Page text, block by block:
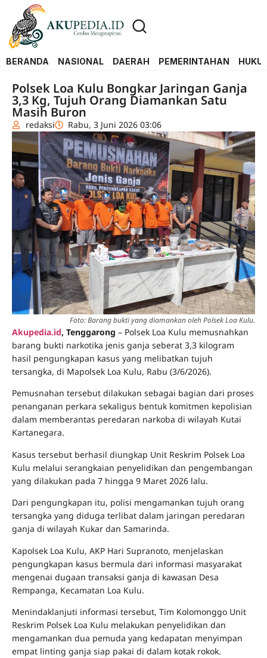
BERANDA NASIONAL DAERAH PEMERINTAHAN
Polsek Loa Kulu Bongkar Jaringan Ganja
3,3 Kg, Tujuh Orang Diamankan Satu
Masih Buron
redaksi Rabu, 3 Juni 2026 03:06
Foto: Barang bukti yang diamankan oleh Polsek Loa Kulu.
Akupedia.id, Tenggarong – Polsek Loa Kulu memusnahkan
barang bukti narkotika jenis ganja seberat 3,3 kilogram
hasil pengungkapan kasus yang melibatkan tujuh
tersangka, di Mapolsek Loa Kulu, Rabu (3/6/2026).
Pemusnahan tersebut dilakukan sebagai bagian dari proses
penanganan perkara sekaligus bentuk komitmen kepolisian
dalam memberantas peredaran narkoba di wilayah Kutai
Kartanegara.
Kasus tersebut berhasil diungkap Unit Reskrim Polsek Loa
Kulu melalui serangkaian penyelidikan dan pengembangan
yang dilakukan pada 7 hingga 9 Maret 2026 lalu.
Dari pengungkapan itu, polisi mengamankan tujuh orang
tersangka yang diduga terlibat dalam jaringan peredaran
ganja di wilayah Kukar dan Samarinda.
Kapolsek Loa Kulu, AKP Hari Supranoto, menjelaskan
pengungkapan kasus bermula dari informasi masyarakat
mengenai dugaan transaksi ganja di kawasan Desa
Rempanga, Kecamatan Loa Kulu.
Menindaklanjuti informasi tersebut, Tim Kolomonggo Unit
Reskrim Polsek Loa Kulu melakukan penyelidikan dan
mengamankan dua pemuda yang kedapatan menyimpan
empat linting ganja siap pakai di dalam kotak rokok.